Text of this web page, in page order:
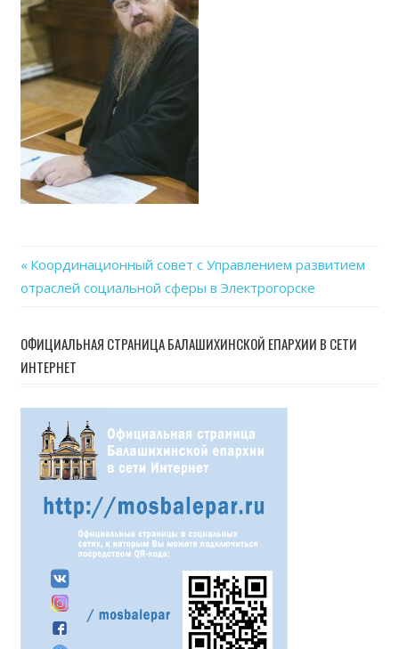
Навигация
записям
Previous
Post:
Координационный совет с Управлением развитием
отраслей социальной сферы в Электрогорске
ОФИЦИАЛЬНАЯ СТРАНИЦА БАЛАШИХИНСКОЙ ЕПАРХИИ В СЕТИ
ИНТЕРНЕТ